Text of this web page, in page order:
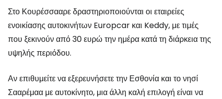
Στο Κουρέσσααρε δραστηριοποιούνται οι εταιρείες
ενοικίασης αυτοκινήτων Europcar και Keddy, με τιμές
που ξεκινούν από 30 ευρώ την ημέρα κατά τη διάρκεια της
υψηλής περιόδου.
Αν επιθυμείτε να εξερευνήσετε την Εσθονία και το νησί
Σααρέμαα με αυτοκίνητο, μια άλλη καλή επιλογή είναι να